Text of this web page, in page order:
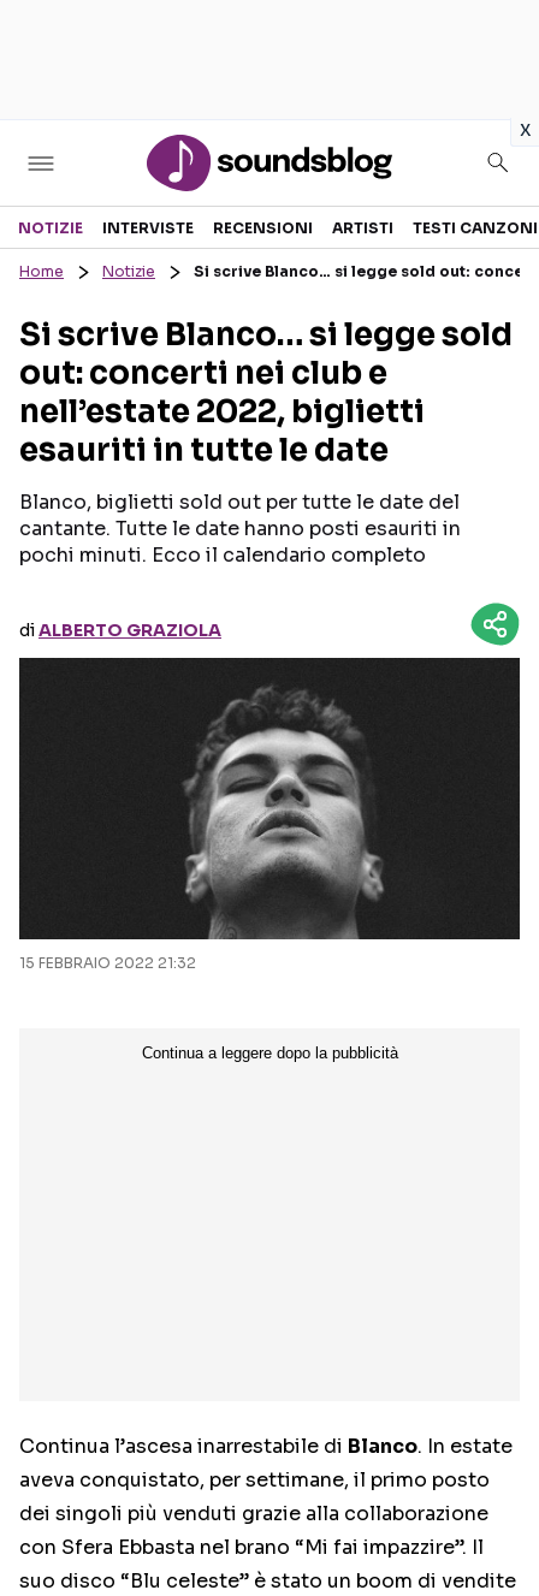
x
Sezioni
RECENSIONI MUSICALI
INTERVISTE
GOSSIP E CURIOSITÀ
TESTI CANZONI
TOUR ED EVENTI
TALENT SHOW
NOTIZIE INTERVISTE RECENSIONI ARTISTI TESTI CANZONI
Home Notizie Si scrive Blanco… si legge sold out:
Si scrive Blanco… si legge sold
out: concerti nei club e
nell’estate 2022, biglietti
esauriti in tutte le date
Blanco, biglietti sold out per tutte le date del
cantante. Tutte le date hanno posti esauriti in
pochi minuti. Ecco il calendario completo
diALBERTO GRAZIOLA
15 FEBBRAIO 2022 21:32
Continua l’ascesa inarrestabile di Blanco. In estate
aveva conquistato, per settimane, il primo posto
dei singoli più venduti grazie alla collaborazione
con Sfera Ebbasta nel brano “Mi fai impazzire”. Il
suo disco “Blu celeste” è stato un boom di vendite